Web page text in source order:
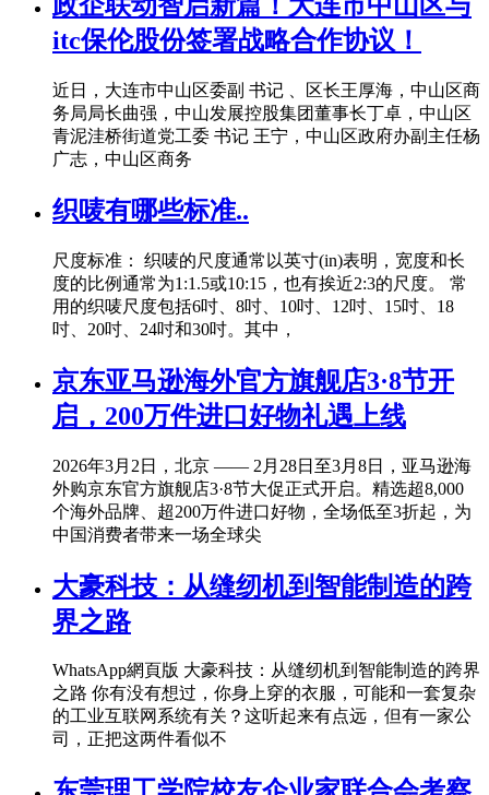
itc保伦股份签署战略合作协议！
近日，大连市中山区委副 书记 、区长王厚海，中山区商
务局局长曲强，中山发展控股集团董事长丁卓，中山区
青泥洼桥街道党工委 书记 王宁，中山区政府办副主任杨
广志，中山区商务
织唛有哪些标准..
尺度标准： 织唛的尺度通常以英寸(in)表明，宽度和长
度的比例通常为1:1.5或10:15，也有挨近2:3的尺度。 常
用的织唛尺度包括6吋、8吋、10吋、12吋、15吋、18
吋、20吋、24吋和30吋。其中，
京东亚马逊海外官方旗舰店3·8节开
启，200万件进口好物礼遇上线
2026年3月2日，北京 —— 2月28日至3月8日，亚马逊海
外购京东官方旗舰店3·8节大促正式开启。精选超8,000
个海外品牌、超200万件进口好物，全场低至3折起，为
中国消费者带来一场全球尖
大豪科技：从缝纫机到智能制造的跨
界之路
WhatsApp網頁版 大豪科技：从缝纫机到智能制造的跨界
之路 你有没有想过，你身上穿的衣服，可能和一套复杂
的工业互联网系统有关？这听起来有点远，但有一家公
司，正把这两件看似不